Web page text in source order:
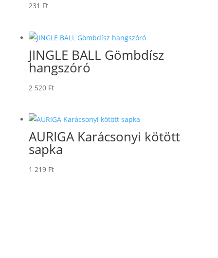
231 Ft
JINGLE BALL Gömbdísz
hangszóró
2 520 Ft
AURIGA Karácsonyi kötött
sapka
1 219 Ft